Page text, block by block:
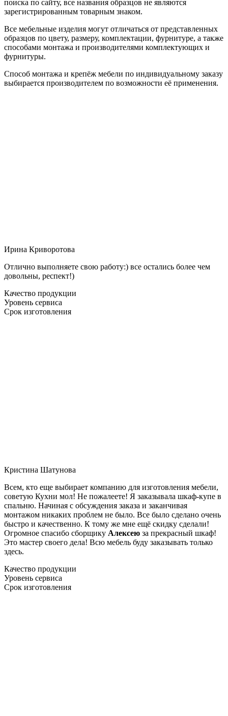
поиска по сайту, все названия образцов не являются
зарегистрированным товарным знаком.
Все мебельные изделия могут отличаться от представленных
образцов по цвету, размеру, комплектации, фурнитуре, а также
способами монтажа и производителями комплектующих и
фурнитуры.
Способ монтажа и крепёж мебели по индивидуальному заказу
выбирается производителем по возможности её применения.
Ирина Криворотова
Отлично выполняете свою работу:) все остались более чем
довольны, респект!)
Качество продукции
Уровень сервиса
Срок изготовления
Кристина Шатунова
Всем, кто еще выбирает компанию для изготовления мебели,
советую Кухни мол! Не пожалеете! Я заказывала шкаф-купе в
спальню. Начиная с обсуждения заказа и заканчивая
монтажом никаких проблем не было. Все было сделано очень
быстро и качественно. К тому же мне ещё скидку сделали!
Огромное спасибо сборщику Алексею за прекрасный шкаф!
Это мастер своего дела! Всю мебель буду заказывать только
здесь.
Качество продукции
Уровень сервиса
Срок изготовления